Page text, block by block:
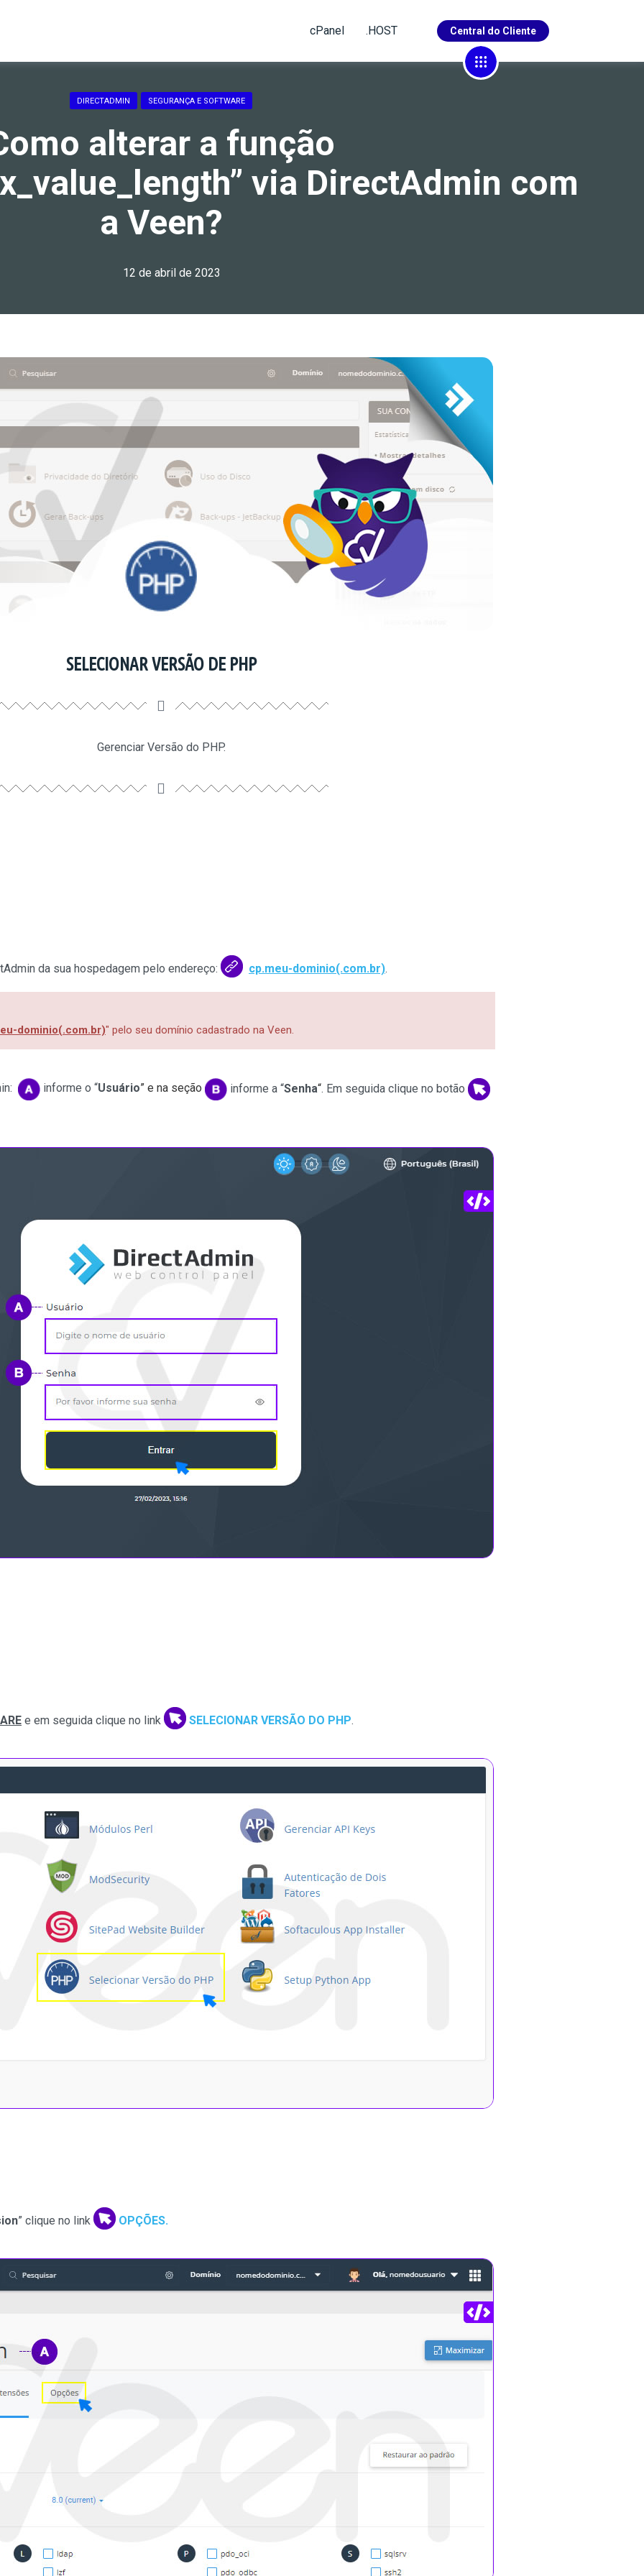
cPanel
1
.HOST
27
Central do Cliente
DIRECTADMIN SEGURANÇA E SOFTWARE
alterar a função
via DirectAdmin com
a Veen?
12 de abril de 2023
SELECIONAR VERSÃO DE PHP
Gerenciar Versão do PHP.
da sua hospedagem pelo endereço: cp.meu-dominio(.com.br).
dominio(.com.br)" pelo seu domínio cadastrado na Veen.
informe o “Usuário” e na seção informe a “Senha“. Em seguida clique no botão
e em seguida clique no link SELECIONAR VERSÃO DO PHP.
” clique no link OPÇÕES.